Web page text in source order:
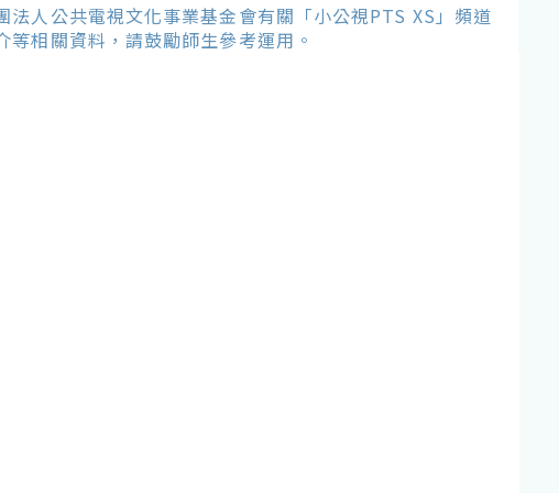
法人公共電視文化事業基金會有關「小公視PTS XS」頻道
等相關資料，請鼓勵師生參考運用。